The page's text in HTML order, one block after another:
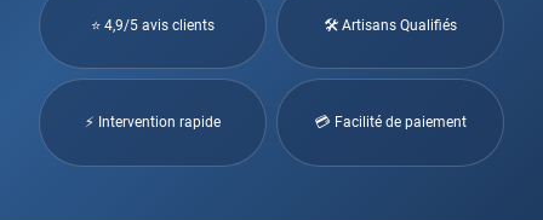
⭐ 4,9/5 avis clients 🛠 Artisans Qualifiés
⚡ Intervention rapide 💳 Facilité de paiement